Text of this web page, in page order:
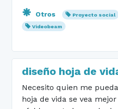
Otros Proyecto social
Videobeam
diseño hoja de
Necesito quien me
hoja de vida se vea